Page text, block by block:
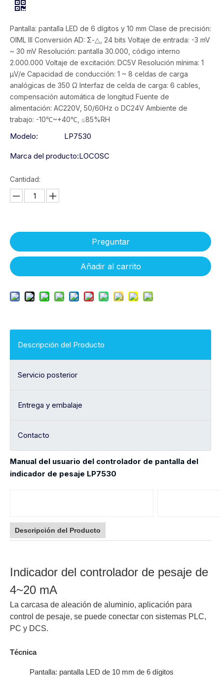
Pantalla: pantalla LED de 6 dígitos y 10 mm Clase de precisión:
OIML III Conversión AD: Σ-△, 24 bits Voltaje de entrada: -3 mV
~ 30 mV Resolución: pantalla 30.000, código interno
2.000.000 Voltaje de excitación: DC5V Resolución mínima: 1
μV/e Capacidad de conducción: 1 ~ 8 celdas de carga
analógicas de 350 Ω Interfaz de celda de carga: 6 cables,
compensación automática de longitud Fuente de
alimentación: AC220V, 50/60Hz o DC24V Ambiente de
trabajo: -10℃~+40℃, ≤85%RH
Modelo: LP7530
Marca del producto:LOCOSC
Cantidad:
Preguntar
Añadir al carrito
Descripción del Producto
Servicio posterior
Entrega y embalaje
Contacto
Manual del usuario del controlador de pantalla del
indicador de pesaje LP7530
Descripción del Producto
Indicador del controlador de pesaje de
4~20 mA
La carcasa de aleación de aluminio, aplicación para
control de pesaje, se puede conectar con sistemas PLC,
PC y DCS.
Técnica
Pantalla: pantalla LED de 10 mm de 6 dígitos